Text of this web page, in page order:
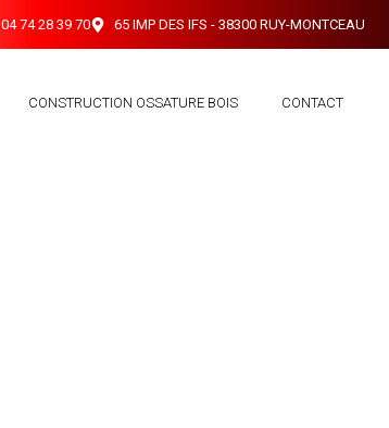
04 74 28 39 70 65 IMP DES IFS - 38300 RUY-MONTCEAU
CONSTRUCTION OSSATURE BOIS CONTACT